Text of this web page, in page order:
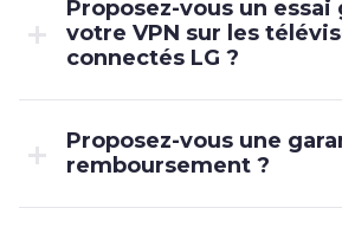
Proposez-vous un
votre VPN sur les
connectés LG ?
Proposez-vous une
remboursement ?